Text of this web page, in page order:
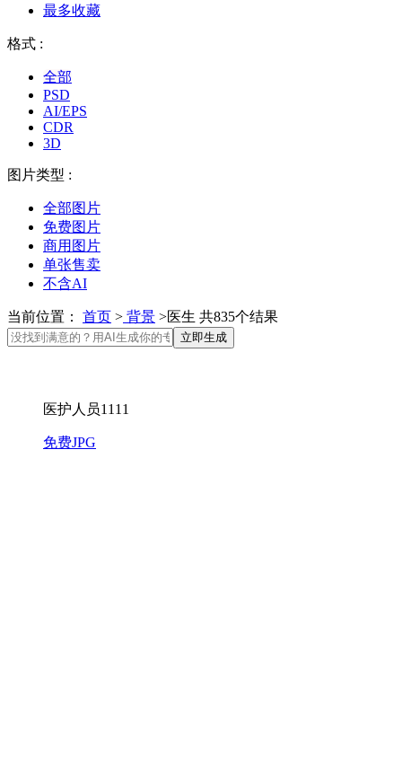
最多收藏
格式 :
全部
PSD
AI/EPS
CDR
3D
图片类型 :
全部图片
免费图片
商用图片
单张售卖
不含AI
当前位置： 首页 > 背景 >医生 共835个结果
立即生成
医护人员1111
免费JPG